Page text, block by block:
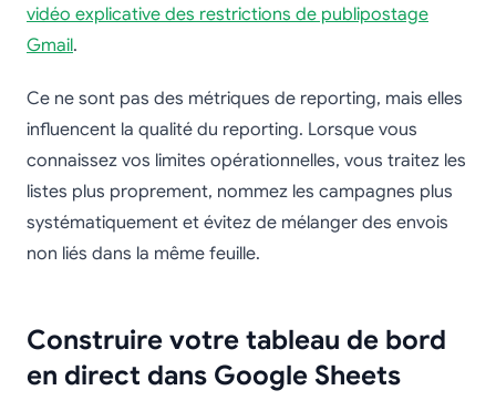
vidéo explicative des restrictions de publipostage
Gmail.
Ce ne sont pas des métriques de reporting, mais elles
influencent la qualité du reporting. Lorsque vous
connaissez vos limites opérationnelles, vous traitez les
listes plus proprement, nommez les campagnes plus
systématiquement et évitez de mélanger des envois
non liés dans la même feuille.
Construire votre tableau de bord
en direct dans Google Sheets